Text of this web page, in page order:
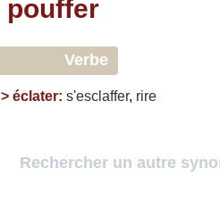
pouffer
Verbe
> éclater: s'esclaffer, rire
Rechercher un autre